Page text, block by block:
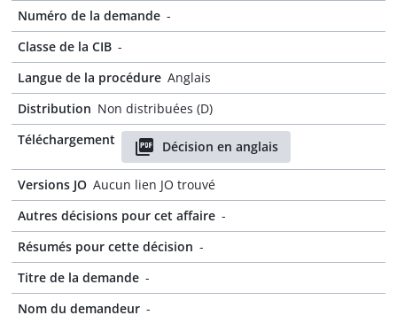
Numéro de la demande -
Classe de la CIB -
Langue de la procédure Anglais
Distribution Non distribuées (D)
Téléchargement
Décision en anglais
Versions JO Aucun lien JO trouvé
Autres décisions pour cet affaire -
Résumés pour cette décision -
Titre de la demande -
Nom du demandeur -